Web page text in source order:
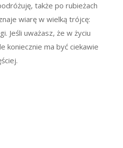
także po rubieżach
wiarę w wielką trójcę:
Jeśli uważasz, że w życiu
koniecznie ma być ciekawie